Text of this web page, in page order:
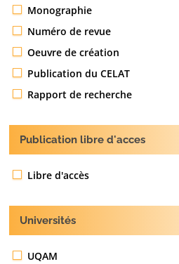
Monographie
Numéro de revue
Oeuvre de création
Publication du CELAT
Rapport de recherche
Publication libre d'acces
Libre d'accès
Universités
UQAM